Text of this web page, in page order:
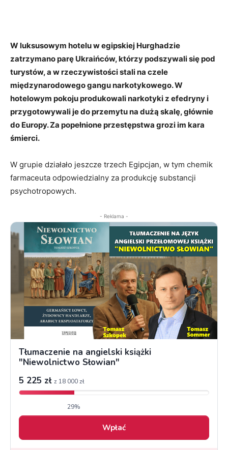
W luksusowym hotelu w egipskiej Hurghadzie
zatrzymano parę Ukraińców, którzy podszywali się pod
turystów, a w rzeczywistości stali na czele
międzynarodowego gangu narkotykowego. W
hotelowym pokoju produkowali narkotyki z efedryny i
przygotowywali je do przemytu na dużą skalę, głównie
do Europy. Za popełnione przestępstwa grozi im kara
śmierci.
W grupie działało jeszcze trzech Egipcjan, w tym chemik
farmaceuta odpowiedzialny za produkcję substancji
psychotropowych.
- Reklama -